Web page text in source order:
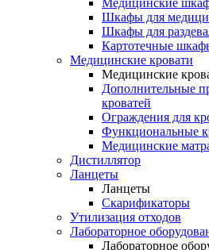
Медицинские
Шкафы для
Шкафы для
Картотечные
Медицинские кровати
Медицинские
Дополнительные
кроватей
Ограждения для
Функциональные
Медицинские
Дистиллятор
Ланцеты
Ланцеты
Скарификаторы
Утилизация отходов
Лабораторное
Лабораторное